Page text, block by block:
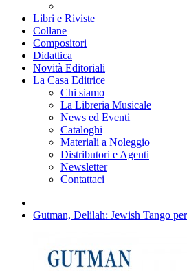
Libri e Riviste
Collane
Compositori
Didattica
Novità Editoriali
La Casa Editrice
Chi siamo
La Libreria Musicale
News ed Eventi
Cataloghi
Materiali a Noleggio
Distributori e Agenti
Newsletter
Contattaci
Gutman, Delilah: Jewish Tango